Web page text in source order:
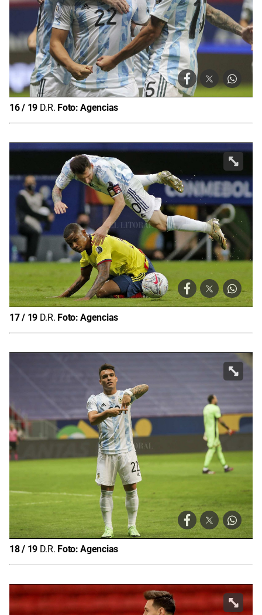
16/ 19 D.R. Foto:Agencias
17/ 19 D.R. Foto:Agencias
18/ 19 D.R. Foto:Agencias